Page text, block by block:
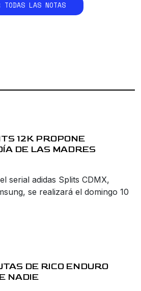
TODAS LAS NOTAS
12K PROPONE
DE LAS MADRES
serial adidas Splits CDMX,
se realizará el domingo 10
DE RICO ENDURO
NADIE